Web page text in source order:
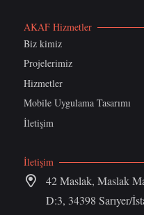
AKAF Hizmetler
Biz kimiz
Projelerimiz
Hizmetler
Mobile Uygulama Tasarımı
İletişim
İletişim
42 Maslak, Maslak
D:3, 34398 Sarıyer/